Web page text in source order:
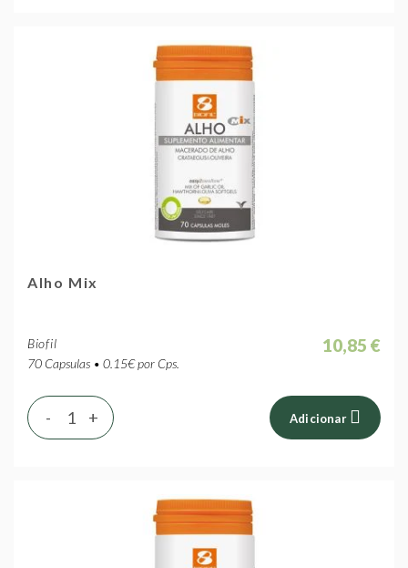
Alho Mix
Biofil
70 Capsulas • 0.15€ por Cps.
10,85 €
+
- Adicionar